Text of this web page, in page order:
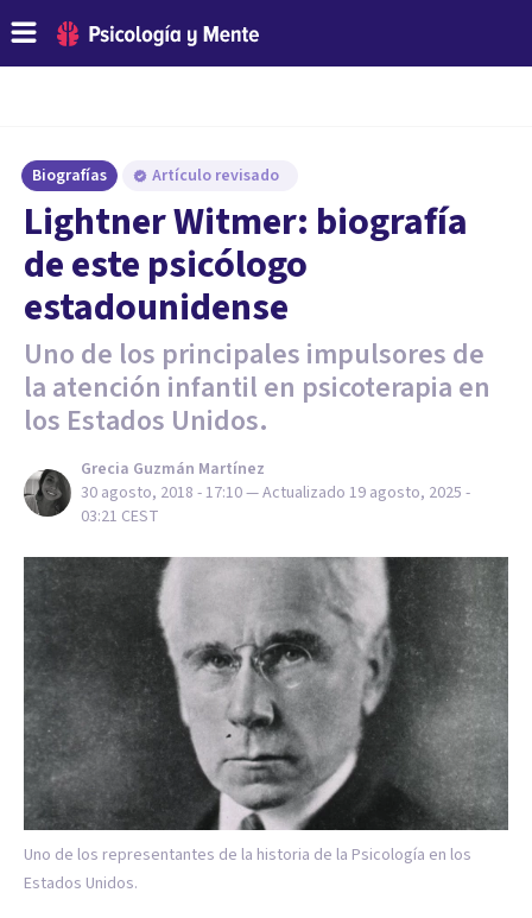
Biografías Artículo revisado
Lightner Witmer: biografía
de este psicólogo
estadounidense
Uno de los principales impulsores de
la atención infantil en psicoterapia en
los Estados Unidos.
Grecia Guzmán Martínez
30 agosto, 2018 - 17:10— Actualizado 19 agosto, 2025 -
03:21 CEST
Uno de los representantes de la historia de la Psicología en los
Estados Unidos.